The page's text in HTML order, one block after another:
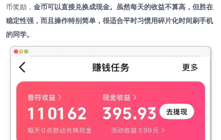
币奖励， 金币可以直接兑换成现金。虽然每天的收益不算高，但胜在
稳定性强，而且操作特别简单，很适合平时习惯用碎片化时间刷手机
的同学。